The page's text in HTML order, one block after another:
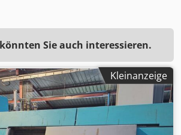
Sie auch interessieren.
Kleinanzeige